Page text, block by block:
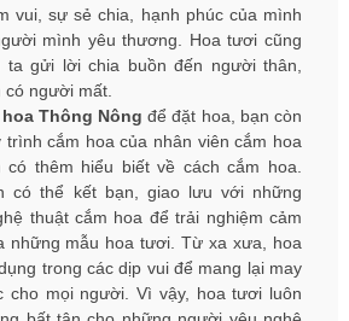
vui, sự sẻ chia, hạnh phúc của mình
mình yêu thương. Hoa tươi cũng
ta gửi lời chia buồn đến người thân,
người mất.
Thông Nông để đặt hoa, bạn còn
cắm hoa của nhân viên cắm hoa
thêm hiểu biết về cách cắm hoa.
có thể kết bạn, giao lưu với những
thuật cắm hoa để trải nghiệm cảm
những mẫu hoa tươi. Từ xa xưa, hoa
trong các dịp vui để mang lại may
cho mọi người. Vì vậy, hoa tươi luôn